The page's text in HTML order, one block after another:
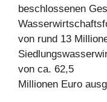
beschlossenen
von rund 13
von ca. 62,5
Millionen Euro